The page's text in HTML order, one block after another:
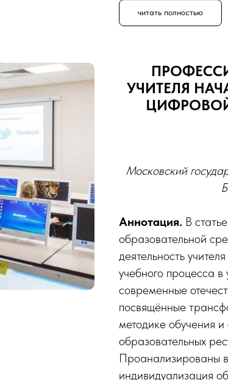
читать полностью
УЧИТЕЛЯ
Московский
Аннотация. В
образовательной
деятельность
учебного процесса
современные
посвящённые
методике обучения
образовательных
Проанализированы
индивидуализация